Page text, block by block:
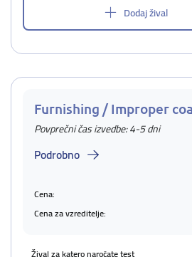
Dodaj žival
Furnishing / Improper
Povprečni čas izvedbe: 4-5 dni
Podrobno
Cena:
Cena za vzreditelje: